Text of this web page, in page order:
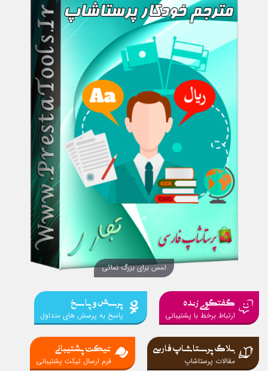
لمس برای بزرگ نمائی
گفتگوی زنده
ارتباط برخط با پشتیبانی
پرسش و پاسخ
پاسخ به پرسش های متداول
بلاگ پرستاشاپ فارسی
مقالات پرستاشاپ
تیکت پشتیبانی
فرم ارسال تیکت پشتیبانی